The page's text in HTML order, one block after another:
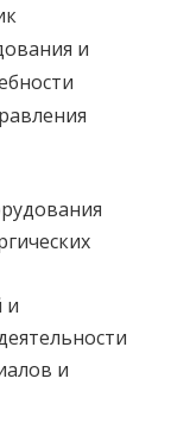
и
и
и